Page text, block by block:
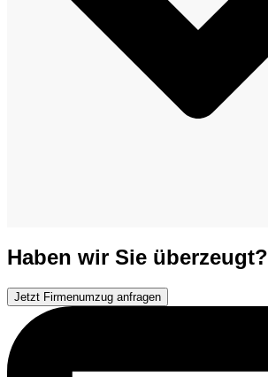
Haben wir Sie überzeugt?
Jetzt Firmenumzug anfragen